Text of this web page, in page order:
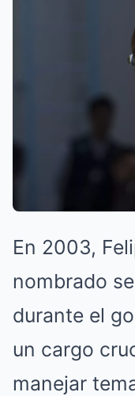
En 2003,
nombrado
durante el
un cargo
manejar